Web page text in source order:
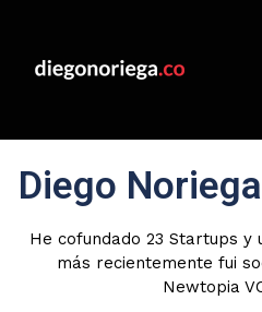
Diego Noriega
He cofundado 23 Startups y
más recientemente fui
Newtopia